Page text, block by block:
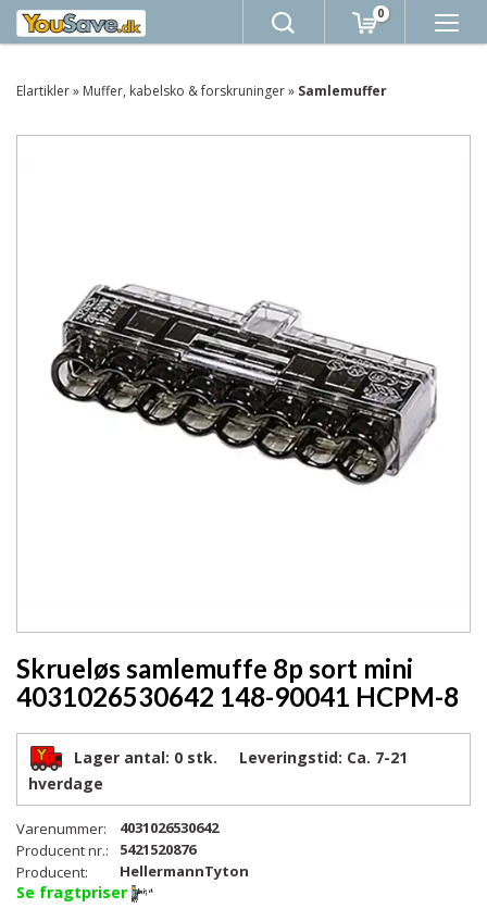
0
Elartikler» Muffer, kabelsko & forskruninger» Samlemuffer
Skrueløs samlemuffe 8p sort mini
4031026530642 148-90041 HCPM-8
Lager antal: 0 stk. Leveringstid: Ca. 7-21
hverdage
Varenummer:
4031026530642
Producent nr.:
5421520876
Producent:
HellermannTyton
Se fragtpriser